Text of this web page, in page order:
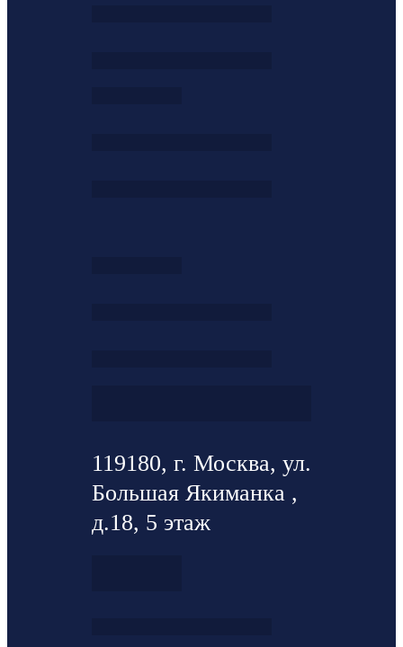
119180, г. Москва, ул.
Большая Якиманка ,
д.18, 5 этаж